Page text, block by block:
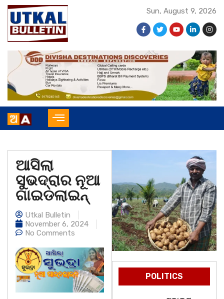
Sun, August 9, 2026
ଆସିଲା
ସୁଭଦ୍ରାର ନୂଆ
ଗାଇଡଲାଇନ୍
Utkal Bulletin
November 6, 2024
No Comments
POLITICS